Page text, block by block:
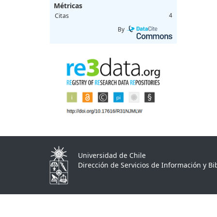
Métricas
Citas 4
By
Universidad de Chile
Dirección de Servicios de Información y